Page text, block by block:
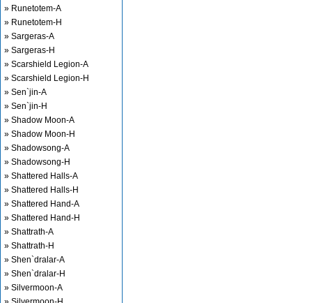
» Runetotem-A
» Runetotem-H
» Sargeras-A
» Sargeras-H
» Scarshield Legion-A
» Scarshield Legion-H
» Sen`jin-A
» Sen`jin-H
» Shadow Moon-A
» Shadow Moon-H
» Shadowsong-A
» Shadowsong-H
» Shattered Halls-A
» Shattered Halls-H
» Shattered Hand-A
» Shattered Hand-H
» Shattrath-A
» Shattrath-H
» Shen`dralar-A
» Shen`dralar-H
» Silvermoon-A